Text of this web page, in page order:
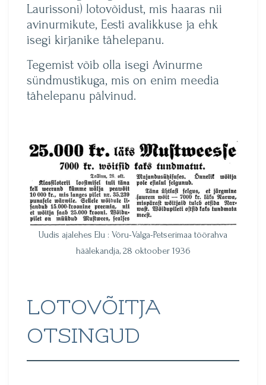
Laurissoni) lotovõidust, mis haaras nii
avinurmikute, Eesti avalikkuse ja ehk
isegi kirjanike tähelepanu.
Tegemist võib olla isegi Avinurme
sündmustikuga, mis on enim meedia
tähelepanu pälvinud.
Uudis ajalehes Elu : Võru-Valga-Petserimaa töörahva
häälekandja, 28 oktoober 1936
LOTOVÕITJA
OTSINGUD